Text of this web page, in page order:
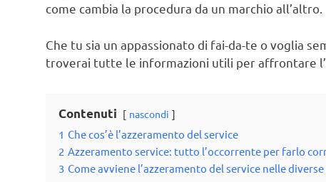
come cambia la procedura da un marchio all’altro.
Che tu sia un appassionato di fai-da-te o voglia
troverai tutte le informazioni utili per affrontare
Contenuti nascondi
1 Che cos’è l’azzeramento del service
2 Azzeramento service: tutto l’occorrente per farlo
3 Come avviene l’azzeramento del service nelle